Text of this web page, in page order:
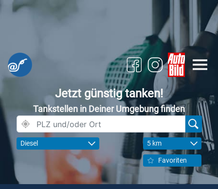
Jetzt günstig tanken!
Tankstellen in Deiner Umgebung finden
Diesel 5 km
Favoriten